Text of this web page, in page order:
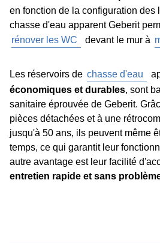
en fonction de la configuration des
chasse d'eau apparent Geberit
rénover les WC
devant le mur à
Les réservoirs de chasse d'eau
économiques et durables, sont
sanitaire éprouvée de Geberit.
pièces détachées et à une
jusqu'à 50 ans, ils peuvent même
temps, ce qui garantit leur
autre avantage est leur facilité
entretien rapide et sans